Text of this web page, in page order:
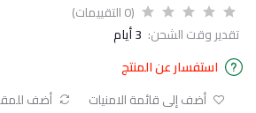
(0 التقييمات)
تقدير وقت الشحن: 3 أيام
استفسار عن المنتج
أضف إلى قائمة الامنيات
أضف